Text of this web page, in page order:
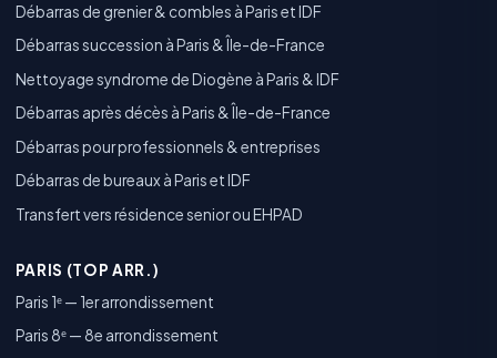
Débarras de grenier & combles à Paris et IDF
Débarras succession à Paris & Île-de-France
Nettoyage syndrome de Diogène à Paris & IDF
Débarras après décès à Paris & Île-de-France
Débarras pour professionnels & entreprises
Débarras de bureaux à Paris et IDF
Transfert vers résidence senior ou EHPAD
PARIS (TOP ARR.)
Paris 1ᵉ — 1er arrondissement
Paris 8ᵉ — 8e arrondissement